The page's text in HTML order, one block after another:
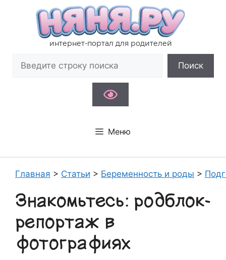
содержимому
интернет-портал для родителей
Поиск
Меню
Главная > Статьи > Беременность и роды >
Знакомьтесь: родблок-
репортаж в
фотографиях